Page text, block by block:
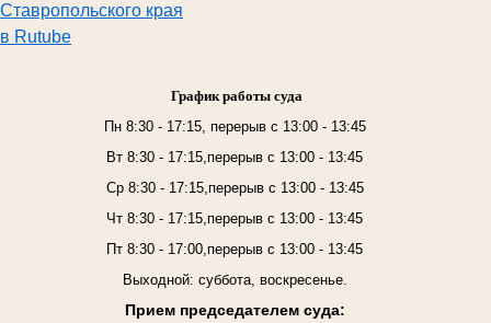
Ставропольского края
в Rutube
График работы суда
Пн 8:30 - 17:15, перерыв с 13:00 - 13:45
Вт 8:30 - 17:15,перерыв с 13:00 - 13:45
Ср 8:30 - 17:15,перерыв с 13:00 - 13:45
Чт 8:30 - 17:15,перерыв с 13:00 - 13:45
Пт 8:30 - 17:00,перерыв с 13:00 - 13:45
Выходной: суббота, воскресенье.
Прием председателем суда: